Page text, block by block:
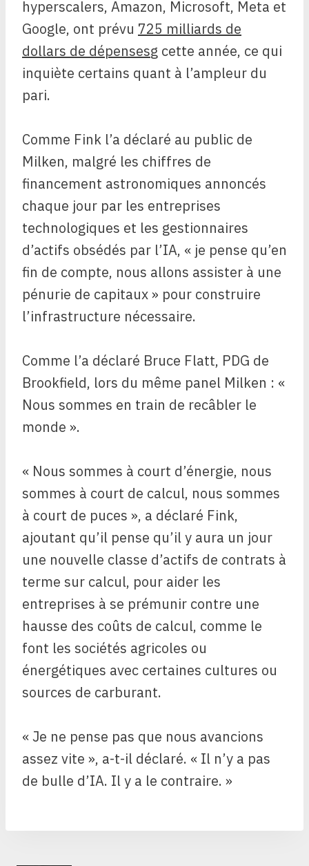
hyperscalers, Amazon, Microsoft, Meta et
Google, ont prévu 725 milliards de
dollars de dépensesg cette année, ce qui
inquiète certains quant à l’ampleur du
pari.
Comme Fink l’a déclaré au public de
Milken, malgré les chiffres de
financement astronomiques annoncés
chaque jour par les entreprises
technologiques et les gestionnaires
d’actifs obsédés par l’IA, « je pense qu’en
fin de compte, nous allons assister à une
pénurie de capitaux » pour construire
l’infrastructure nécessaire.
Comme l’a déclaré Bruce Flatt, PDG de
Brookfield, lors du même panel Milken : «
Nous sommes en train de recâbler le
monde ».
« Nous sommes à court d’énergie, nous
sommes à court de calcul, nous sommes
à court de puces », a déclaré Fink,
ajoutant qu’il pense qu’il y aura un jour
une nouvelle classe d’actifs de contrats à
terme sur calcul, pour aider les
entreprises à se prémunir contre une
hausse des coûts de calcul, comme le
font les sociétés agricoles ou
énergétiques avec certaines cultures ou
sources de carburant.
« Je ne pense pas que nous avancions
assez vite », a-t-il déclaré. « Il n’y a pas
de bulle d’IA. Il y a le contraire. »